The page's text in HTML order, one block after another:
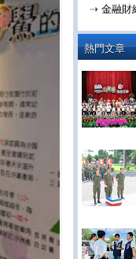
⇢ 金融財
熱門文章